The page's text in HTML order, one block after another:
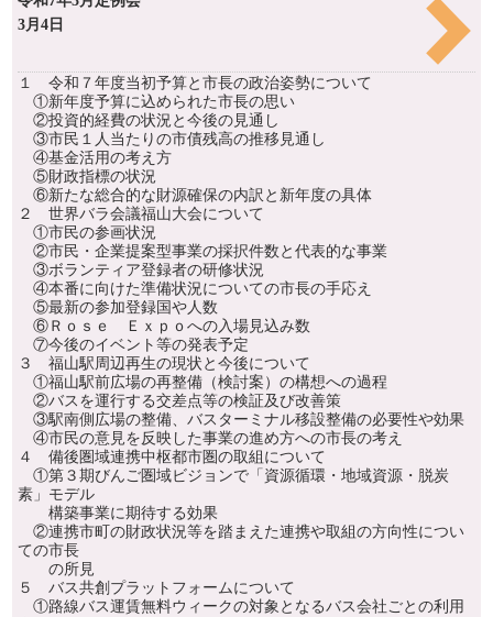
3月4日
１ 令和７年度当初予算と市長の政治姿勢について
①新年度予算に込められた市長の思い
②投資的経費の状況と今後の見通し
③市民１人当たりの市債残高の推移見通し
④基金活用の考え方
⑤財政指標の状況
⑥新たな総合的な財源確保の内訳と新年度の具体
２ 世界バラ会議福山大会について
①市民の参画状況
②市民・企業提案型事業の採択件数と代表的な事業
③ボランティア登録者の研修状況
④本番に向けた準備状況についての市長の手応え
⑤最新の参加登録国や人数
⑥Ｒｏｓｅ Ｅｘｐｏへの入場見込み数
⑦今後のイベント等の発表予定
３ 福山駅周辺再生の現状と今後について
①福山駅前広場の再整備（検討案）の構想への過程
②バスを運行する交差点等の検証及び改善策
③駅南側広場の整備、バスターミナル移設整備の必要性や効果
④市民の意見を反映した事業の進め方への市長の考え
４ 備後圏域連携中枢都市圏の取組について
①第３期びんご圏域ビジョンで「資源循環・地域資源・脱炭
素」モデル
構築事業に期待する効果
②連携市町の財政状況等を踏まえた連携や取組の方向性につい
ての市長
の所見
５ バス共創プラットフォームについて
①路線バス運賃無料ウィークの対象となるバス会社ごとの利用